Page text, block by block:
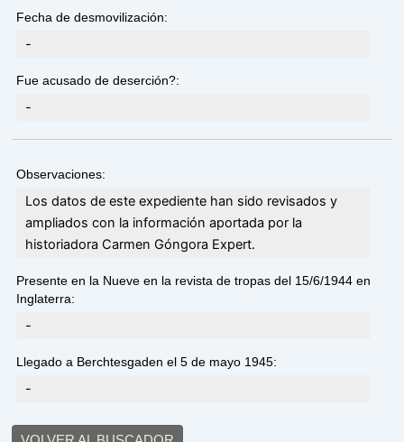
Fecha de desmovilización:
-
Fue acusado de deserción?:
-
Observaciones:
Los datos de este expediente han sido revisados y
ampliados con la información aportada por la
historiadora Carmen Góngora Expert.
Presente en la Nueve en la revista de tropas del 15/6/1944 en
Inglaterra:
-
Llegado a Berchtesgaden el 5 de mayo 1945:
-